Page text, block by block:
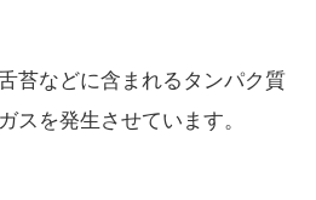
苔などに含まれるタンパク質
スを発生させています。